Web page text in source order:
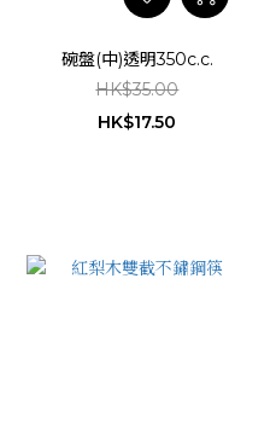
碗盤(中)透明350c.c.
HK$35.00
HK$17.50